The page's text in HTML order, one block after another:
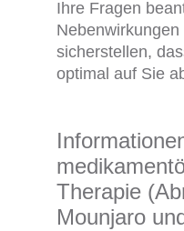
Ihre Fragen
sicherstellen,
optimal auf Sie
Therapie
Mounjaro